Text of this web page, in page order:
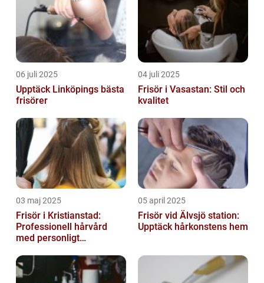
06 juli 2025
Upptäck Linköpings bästa
frisörer
04 juli 2025
Frisör i Vasastan: Stil och
kvalitet
03 maj 2025
Frisör i Kristianstad:
Professionell hårvård
med personligt
05 april 2025
Frisör vid Älvsjö station:
Upptäck hårkonstens hem